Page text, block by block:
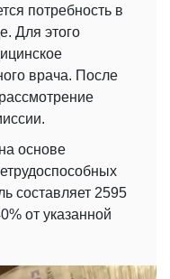
потребность в
Для этого
врача. После
основе
составляет 2595
от указанной